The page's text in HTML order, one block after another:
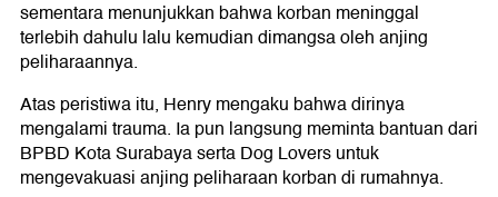
sementara menunjukkan bahwa korban meninggal
terlebih dahulu lalu kemudian dimangsa oleh anjing
peliharaannya.
Atas peristiwa itu, Henry mengaku bahwa dirinya
mengalami trauma. Ia pun langsung meminta bantuan dari
BPBD Kota Surabaya serta Dog Lovers untuk
mengevakuasi anjing peliharaan korban di rumahnya.